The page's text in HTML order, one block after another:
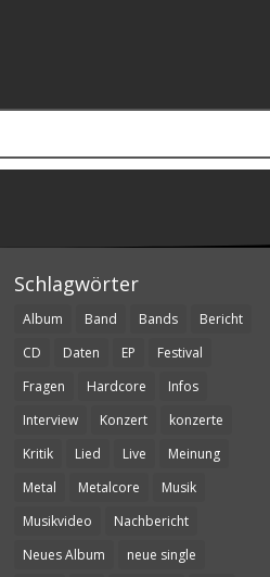
Schlagwörter
Album Band Bands
Bericht
CD
Daten EP
Festival
Fragen
Hardcore
Infos
Interview
Konzert
konzerte
Kritik
Lied Live
Meinung
Metal
Metalcore
Musik
Musikvideo
Nachbericht
Neues Album
neue single